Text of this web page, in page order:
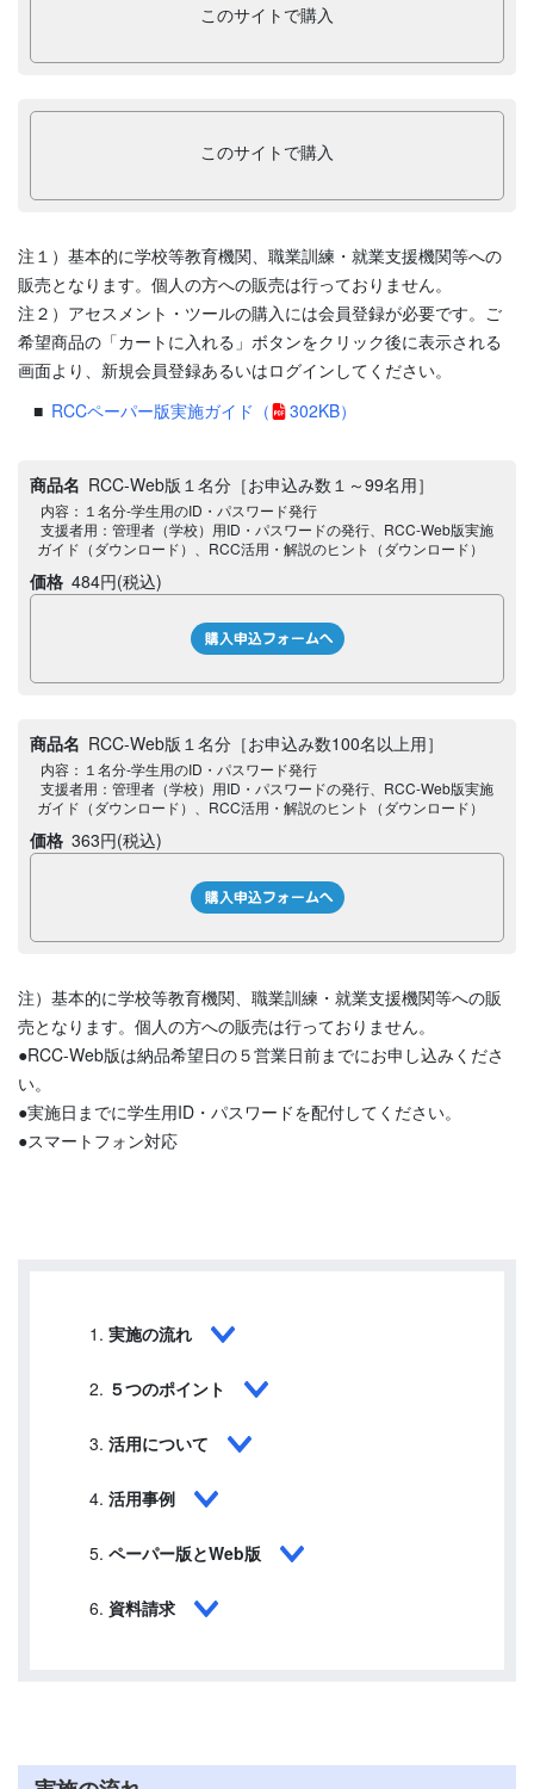
このサイトで購入
このサイトで購入
注１）基本的に学校等教育機関、職業訓練・就業支援機関等への
販売となります。個人の方への販売は行っておりません。
注２）アセスメント・ツールの購入には会員登録が必要です。ご
希望商品の「カートに入れる」ボタンをクリック後に表示される
画面より、新規会員登録あるいはログインしてください。
RCCペーパー版実施ガイド （ 302KB）
商品名 RCC-Web版１名分［お申込み数１～99名用］
内容：１名分-学生用のID・パスワード発行
支援者用：管理者（学校）用ID・パスワードの発行、RCC-Web版実施
ガイド（ダウンロード）、RCC活用・解説のヒント（ダウンロード）
価格 484円(税込)
商品名 RCC-Web版１名分［お申込み数100名以上用］
内容：１名分-学生用のID・パスワード発行
支援者用：管理者（学校）用ID・パスワードの発行、RCC-Web版実施
ガイド（ダウンロード）、RCC活用・解説のヒント（ダウンロード）
価格 363円(税込)
注）基本的に学校等教育機関、職業訓練・就業支援機関等への販
売となります。個人の方への販売は行っておりません。
●RCC-Web版は納品希望日の５営業日前までにお申し込みくださ
い。
●実施日までに学生用ID・パスワードを配付してください。
●スマートフォン対応
実施の流れ
５つのポイント
活用について
活用事例
ペーパー版とWeb版
資料請求